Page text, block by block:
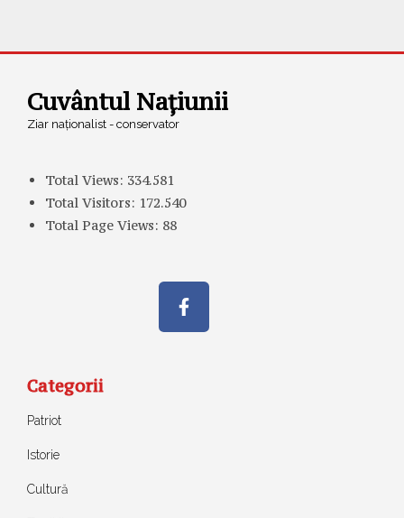
Cuvântul Națiunii
Ziar naționalist - conservator
Total Views: 334.581
Total Visitors: 172.540
Total Page Views: 88
Categorii
Patriot
Istorie
Cultură